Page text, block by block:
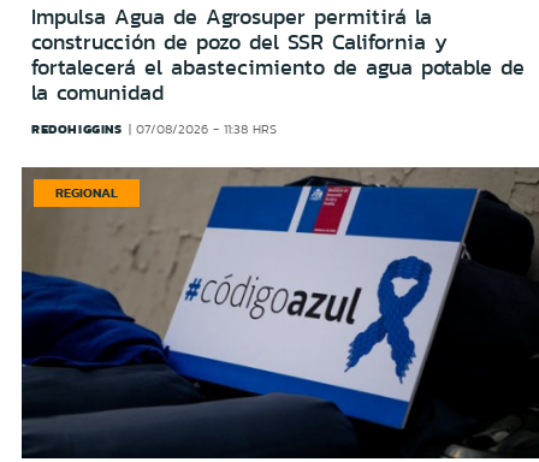
Impulsa Agua de Agrosuper permitirá la
construcción de pozo del SSR California y
fortalecerá el abastecimiento de agua potable de
la comunidad
REDOHIGGINS 07/08/2026 - 11:38 HRS
REGIONAL